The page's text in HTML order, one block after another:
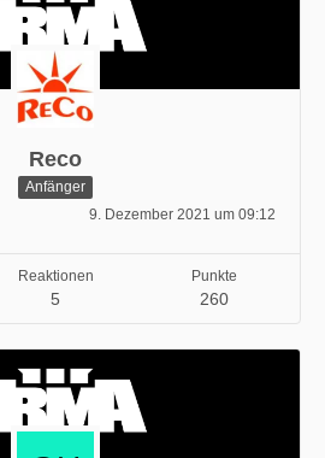
Reco
Anfänger
9. Dezember 2021 um 09:12
Reaktionen
5
Punkte
260